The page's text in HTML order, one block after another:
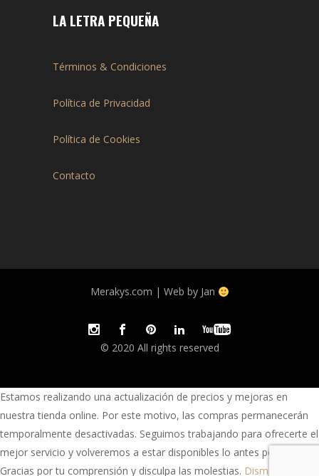
LA LETRA PEQUEÑA
Términos & Condiciones
Política de Privacidad
Política de Cookies
Contacto
Merakys.com | Web by Jan
© 2020 All rights reserved
Estamos realizando una actualización de precios y mejoras en
nuestra tienda online. Por este motivo, las compras permanecerán
temporalmente desactivadas. Seguimos trabajando para ofrecerte el
mejor servicio y volveremos a estar disponibles lo antes posible.
Gracias por tu comprensión y disculpa las molestias. Dismiss